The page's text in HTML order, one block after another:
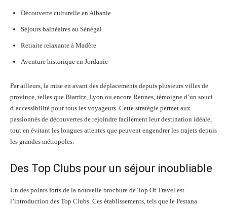
Découverte culturelle en Albanie
Séjours balnéaires au Sénégal
Retraite relaxante à Madère
Aventure historique en Jordanie
Par ailleurs, la mise en avant des déplacements depuis plusieurs villes de
province, telles que Biarritz, Lyon ou encore Rennes, témoigne d’un souci
d’accessibilité pour tous les voyageurs. Cette stratégie permet aux
passionnés de découvertes de rejoindre facilement leur destination idéale,
tout en évitant les longues attentes que peuvent engendrer les trajets depuis
les grandes métropoles.
Des Top Clubs pour un séjour inoubliable
Un des points forts de la nouvelle brochure de Top Of Travel est
l’introduction des Top Clubs. Ces établissements, tels que le Pestana